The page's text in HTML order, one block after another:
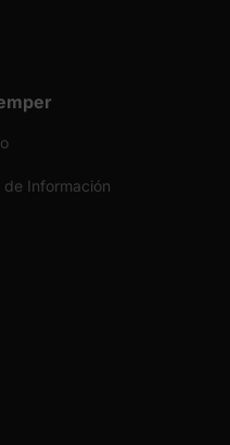
de Información